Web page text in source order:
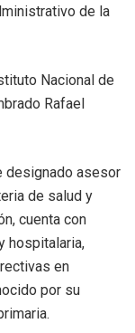
de la
Nacional de
Rafael
designado asesor
de salud y
cuenta con
hospitalaria,
en
por su